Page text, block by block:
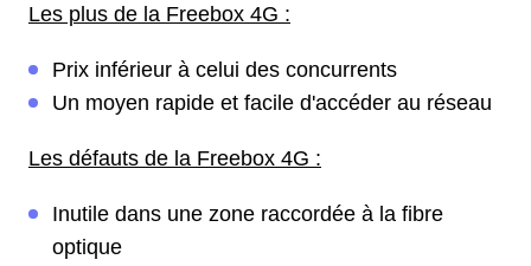
Les plus de la Freebox 4G :
Prix inférieur à celui des concurrents
Un moyen rapide et facile d'accéder au réseau
Les défauts de la Freebox 4G :
Inutile dans une zone raccordée à la fibre
optique